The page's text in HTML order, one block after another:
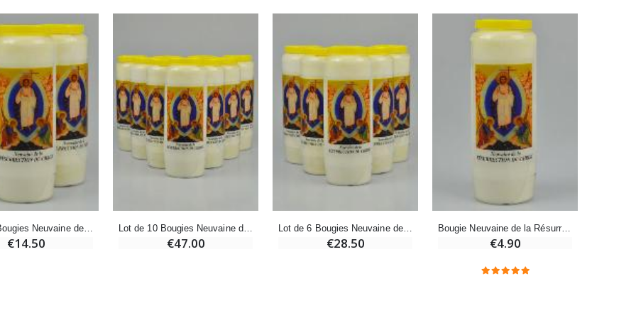
Bonbons Pastilles Menthe à l'Eau de Lourdes - 130g
€7.90
-10%
Bougie de Neuvaine Contre le Mal - Saint Michel
€5.50 €4.95
Lot de 20 Bougies de Neuvaine Blanches
€78.00 €58.50
Encens d'Eglise Pontifical 250g
€130.00
€2.50
Bonbons Pastilles Menthe à l'Eau de Lourdes - 130g
-10%
€5.50 €4.95
Lot de 20 Bougies de Neuvaine Blanches
€78.00 €58.50
Lot de 3 Bougies Neuvaine de la Résurrection Pâques - 17.5cm
€14.50
Lot de 10 Bougies Neuvaine de la Résurrection Pâques
€47.00
Lot de 6 Bougies Neuvaine de la Résurrection Pâques - 17.5cm
€28.50
Bougie Neuvaine de la Résurrection Pâques - 17.5cm
€4.90